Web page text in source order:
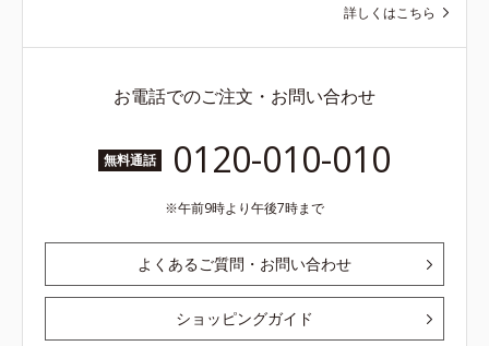
詳しくはこちら
お電話でのご注文・お問い合わせ
無料通話 0120-010-010
午前9時より午後7時まで
よくあるご質問・お問い合わせ
ショッピングガイド